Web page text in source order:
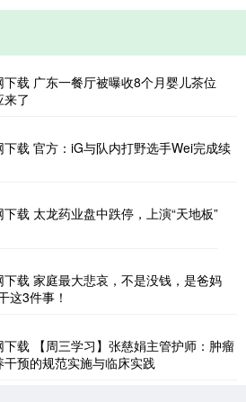
载 广东一餐厅被曝收8个月婴儿茶位
来了
载 官方：iG与队内打野选手Wei完成续
载 太龙药业盘中跌停，上演“天地板”
载 家庭最大悲哀，不是没钱，是爸妈
这3件事！
载 【周三学习】张慈娟主管护师：肿瘤
预的规范实施与临床实践